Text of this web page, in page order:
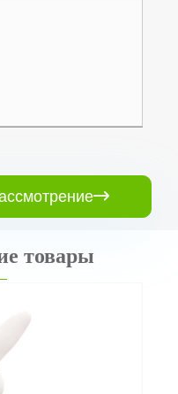

товары